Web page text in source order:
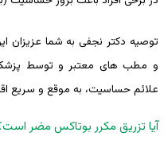
توصیه دکتر نجفی به شما عزیزان
و مطب های معتبر و توسط پزشک
علائم حساسیت، به موقع و سریع
آیا تزریق مکرر بوتاکس مضر